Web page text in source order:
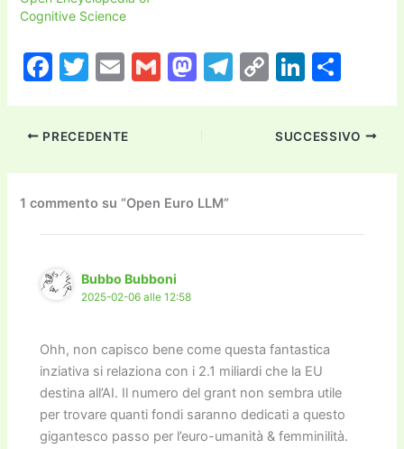
Cognitive Science
F
c
e
b
o
o
k
T
itt
er
E
ai
l
G
M
d
o
n
T
a
C
p
y
Li
k
Li
k
e
dI
n
di
vi
PRECEDENTE SUCCESSIVO
1 commento su “Open Euro LLM”
Bubbo Bubboni
2025-02-06 alle 12:58
Ohh, non capisco bene come questa fantastica
inziativa si relaziona con i 2.1 miliardi che la EU
destina all’AI. Il numero del grant non sembra utile
per trovare quanti fondi saranno dedicati a questo
gigantesco passo per l’euro-umanità & femminilità.